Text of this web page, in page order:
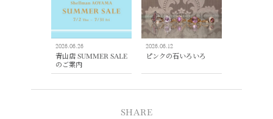
2026.06.26
青山店 SUMMER SALE
のご案内
2026.06.12
ピンクの石いろいろ
SHARE